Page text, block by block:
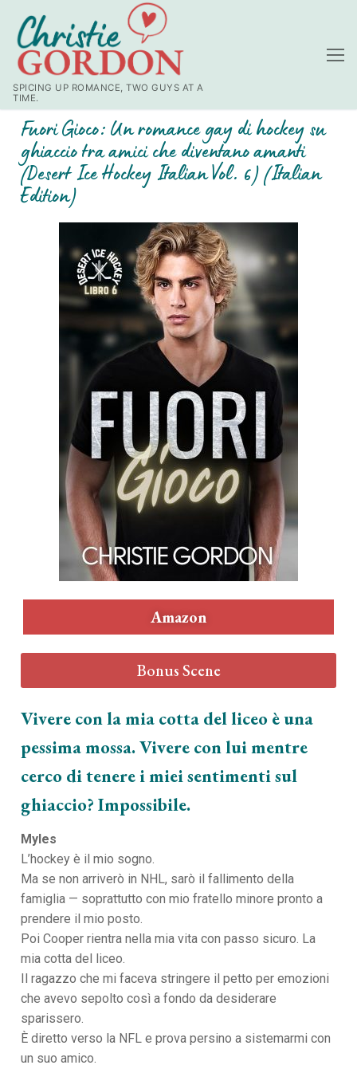
SPICING UP ROMANCE, TWO GUYS AT A
TIME.
Fuori Gioco: Un romance gay di hockey su
ghiaccio tra amici che diventano amanti
(Desert Ice Hockey Italian Vol. 6) (Italian
Edition)
Amazon
Bonus Scene
Vivere con la mia cotta del liceo è una
pessima mossa. Vivere con lui mentre
cerco di tenere i miei sentimenti sul
ghiaccio? Impossibile.
Myles
L’hockey è il mio sogno.
Ma se non arriverò in NHL, sarò il fallimento della
famiglia — soprattutto con mio fratello minore pronto a
prendere il mio posto.
Poi Cooper rientra nella mia vita con passo sicuro. La
mia cotta del liceo.
Il ragazzo che mi faceva stringere il petto per emozioni
che avevo sepolto così a fondo da desiderare
sparissero.
È diretto verso la NFL e prova persino a sistemarmi con
un suo amico.